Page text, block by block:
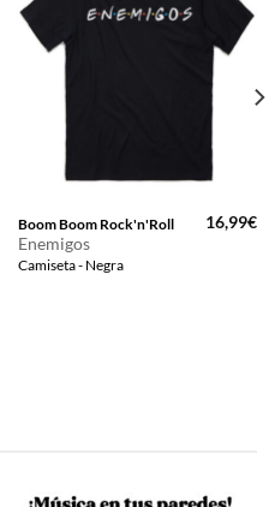
precio
actual
Boom Boom Rock'n'Roll
Enemigos
Camiseta - Negra
16,99€